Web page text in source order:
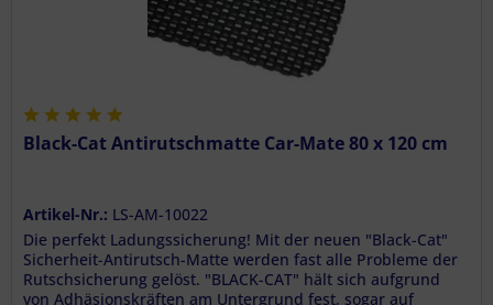
Black-Cat Antirutschmatte Car-Mate 80 x 120 cm
Artikel-Nr.: LS-AM-10022
Die perfekt Ladungssicherung! Mit der neuen "Black-Cat"
Sicherheit-Antirutsch-Matte werden fast alle Probleme der
Rutschsicherung gelöst. "BLACK-CAT" hält sich aufgrund
von Adhäsionskräften am Untergrund fest, sogar auf